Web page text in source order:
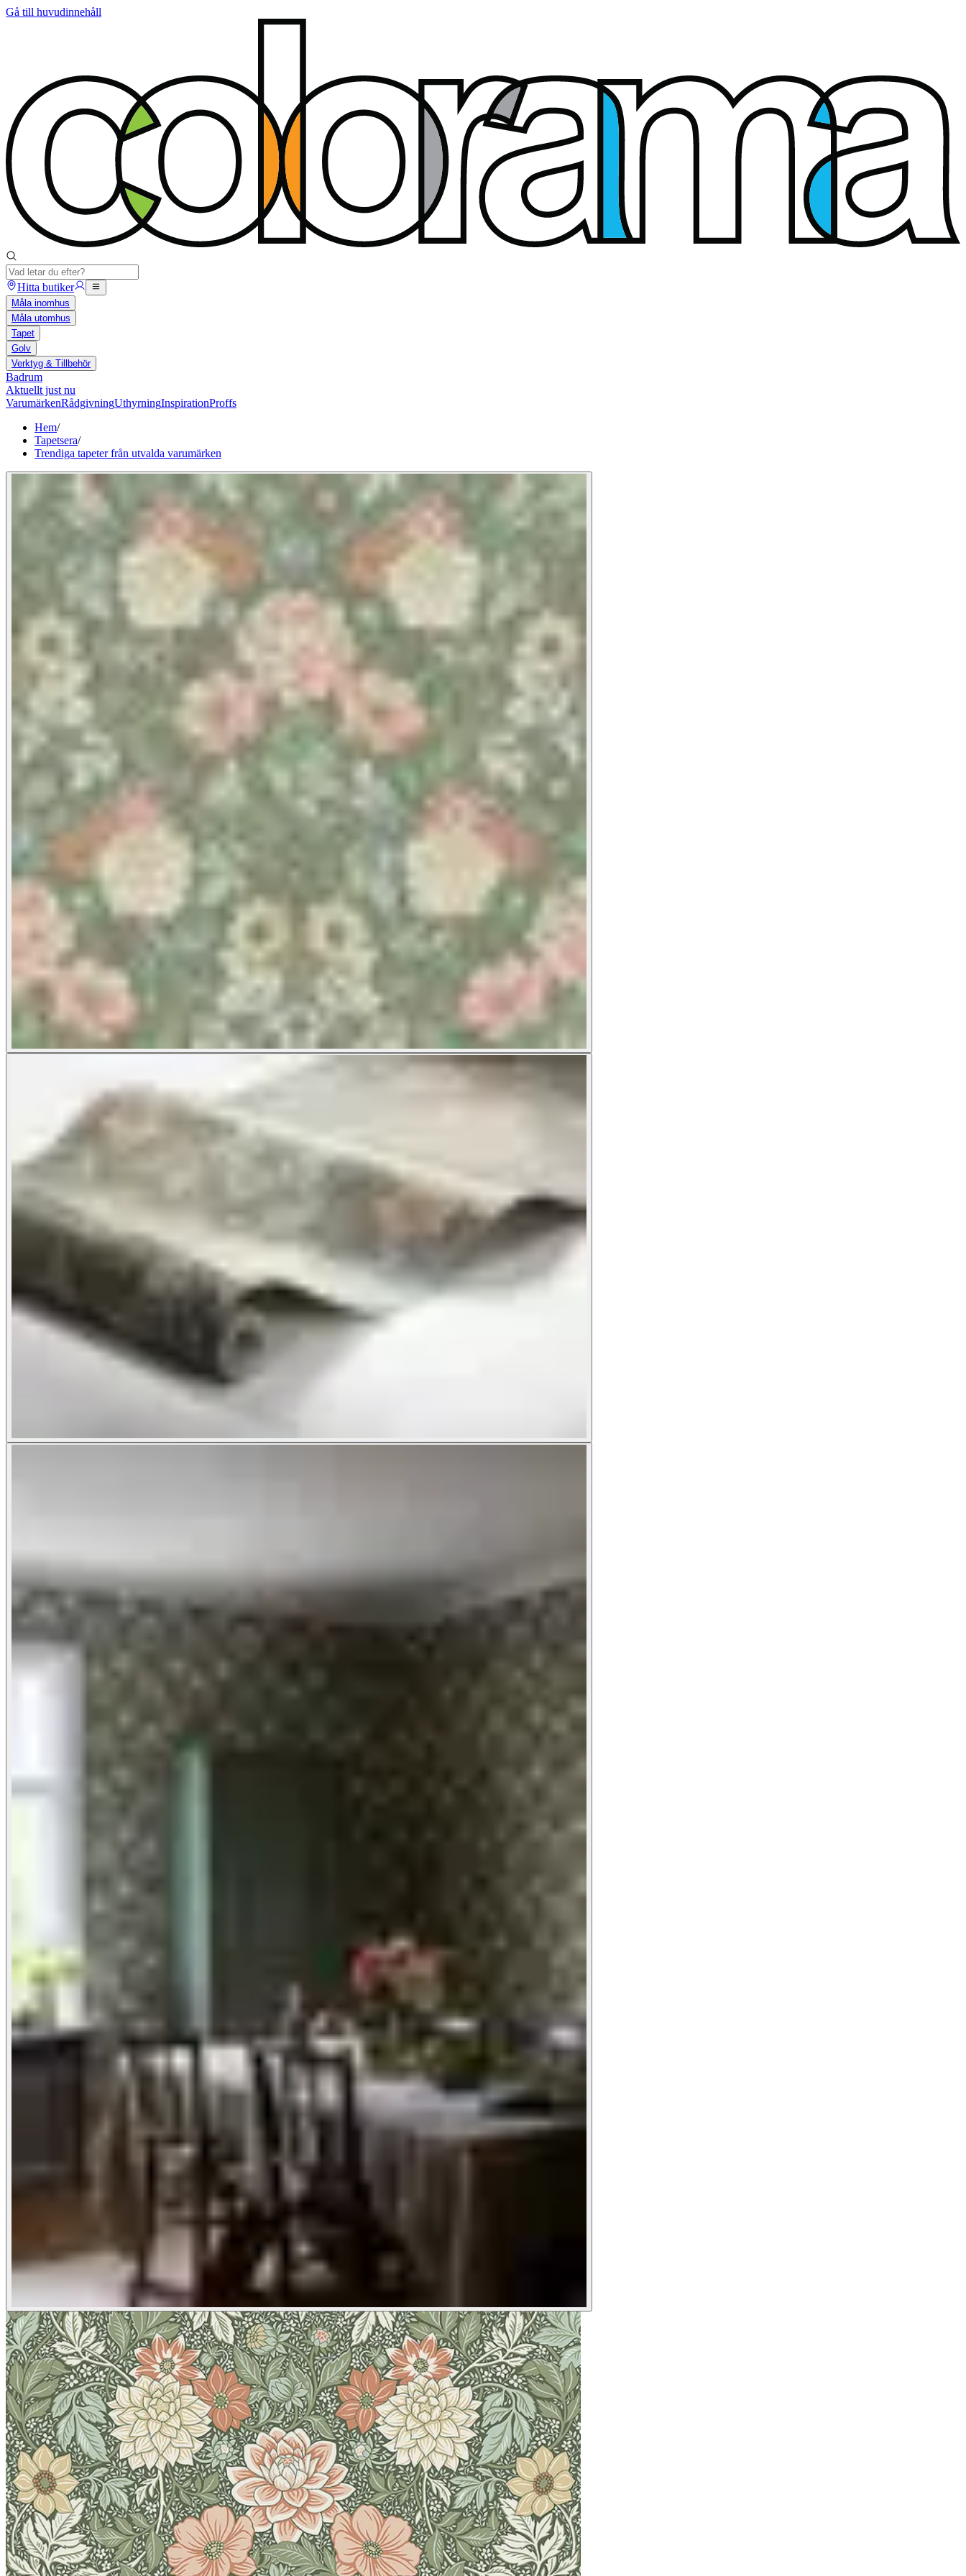
Gå till huvudinnehåll
Hitta butiker
Måla inomhus
Måla utomhus
Tapet
Golv
Verktyg & Tillbehör
Badrum
Aktuellt just nu
VarumärkenRådgivningUthyrningInspirationProffs
Hem/
Tapetsera/
Trendiga tapeter från utvalda varumärken